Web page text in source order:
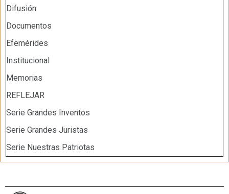
Difusión
Documentos
Efemérides
Institucional
Memorias
REFLEJAR
Serie Grandes Inventos
Serie Grandes Juristas
Serie Nuestras Patriotas